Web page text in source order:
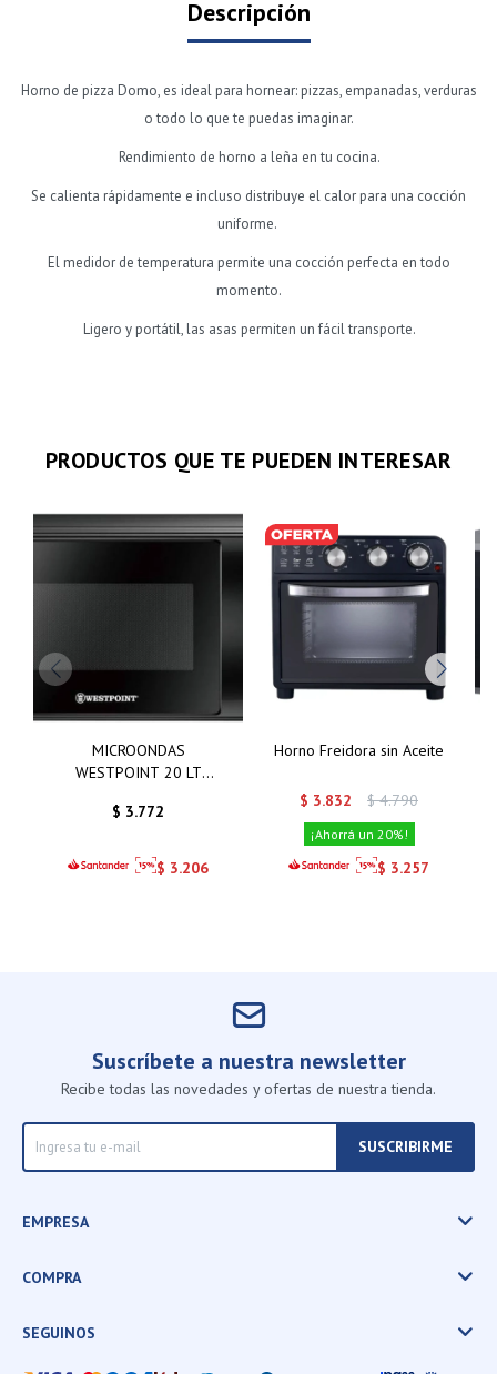
Descripción
Horno de pizza Domo, es ideal para hornear: pizzas, empanadas, verduras
o todo lo que te puedas imaginar.
Rendimiento de horno a leña en tu cocina.
Se calienta rápidamente e incluso distribuye el calor para una cocción
uniforme.
El medidor de temperatura permite una cocción perfecta en todo
momento.
Ligero y portátil, las asas permiten un fácil transporte.
PRODUCTOS QUE TE PUEDEN INTERESAR
MICROONDAS
WESTPOINT 20 LT
$ 3.772
$ 3.206
Horno Freidora sin Aceite
$ 3.832 $ 4.790
20
$ 3.257
Suscríbete a nuestra newsletter
Recibe todas las novedades y ofertas de nuestra tienda.
SUSCRIBIRME
EMPRESA
COMPRA
SEGUINOS